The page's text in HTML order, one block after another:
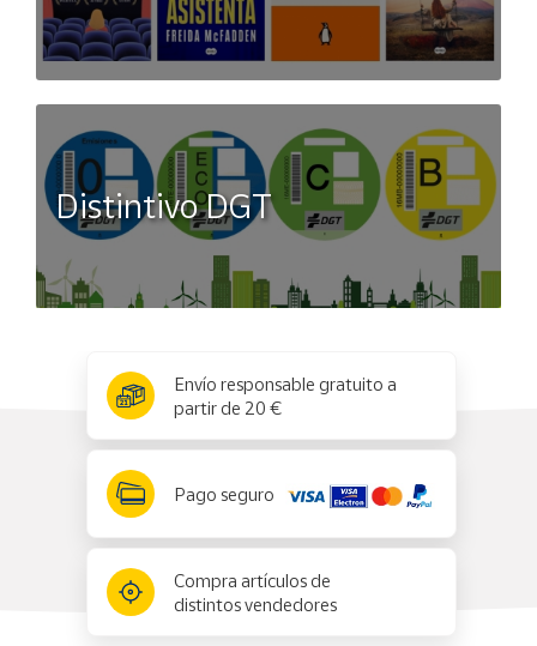
Distintivo DGT
Envío responsable gratuito a
partir de 20 €
Pago seguro
Compra artículos de
distintos vendedores